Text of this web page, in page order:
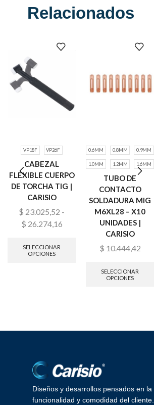
Relacionados
VP18F VP26F
CABEZAL
FLEXIBLE CUERPO
DE TORCHA TIG |
CARISIO
$ 23.025,52 -
$ 26.274,16
SELECCIONAR
OPCIONES
0.6MM 0.8MM 0.9MM
1.0MM 1.2MM 1.6MM
TUBO DE
CONTACTO
SOLDADURA MIG
M6XL28 – X10
UNIDADES |
CARISIO
$ 10.444,42
SELECCIONAR
OPCIONES
Diseños y desarrollos pensados en la
funcionalidad y comodidad del cliente.